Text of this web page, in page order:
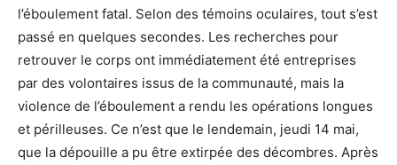
l’éboulement fatal. Selon des témoins oculaires, tout s’est
passé en quelques secondes. Les recherches pour
retrouver le corps ont immédiatement été entreprises
par des volontaires issus de la communauté, mais la
violence de l’éboulement a rendu les opérations longues
et périlleuses. Ce n’est que le lendemain, jeudi 14 mai,
que la dépouille a pu être extirpée des décombres. Après